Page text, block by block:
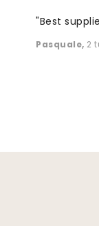
"Best
Pasquale, 2